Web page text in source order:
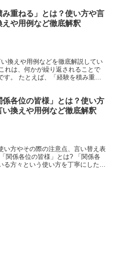
み重ねる」とは？使い方や言
えや用例など徹底解釈
換えや用例などを徹底解説してい
れは、何かが繰り返されることで
す。 たとえば、「経験を積み重ね
係各位の皆様」とは？使い方
い換えや用例など徹底解釈
い方やその際の注意点、言い替え表
関係各位の皆様」とは? 「関係各
る方々という使い方を丁寧にしたも